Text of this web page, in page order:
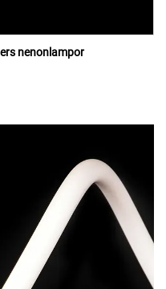
nenonlampor